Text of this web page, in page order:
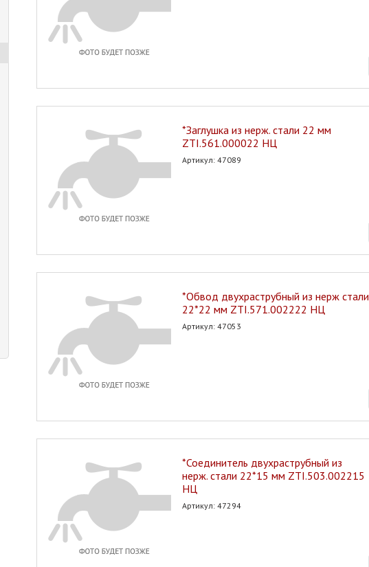
*Заглушка из нерж. стали 22 мм
ZTI.561.000022 НЦ
Артикул: 47089
*Обвод двухраструбный из нерж стали
22*22 мм ZTI.571.002222 НЦ
Артикул: 47053
*Соединитель двухраструбный из
нерж. стали 22*15 мм ZTI.503.002215
НЦ
Артикул: 47294